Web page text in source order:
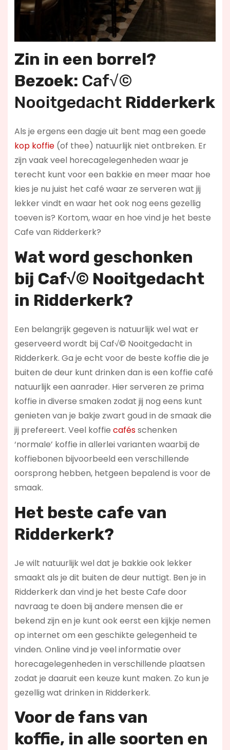
Zin in een borrel?
Bezoek: Caf√©
NooitgedachtRidderkerk
Als je ergens een dagje uit bent mag een goede
kop koffie(of thee) natuurlijk niet ontbreken. Er
zijn vaak veel horecagelegenheden waar je
terecht kunt voor een bakkie en meer maar hoe
kies je nu juist het café waar ze serveren wat jij
lekker vindt en waar het ook nog eens gezellig
toeven is? Kortom, waar en hoe vind je het beste
Cafe van Ridderkerk?
Wat word geschonken
bij Caf√© Nooitgedacht
in Ridderkerk?
Een belangrijk gegeven is natuurlijk wel wat er
geserveerd wordt bij Caf√© Nooitgedacht in
Ridderkerk. Ga je echt voor de beste koffie die je
buiten de deur kunt drinken dan is een koffie café
natuurlijk een aanrader. Hier serveren ze prima
koffie in diverse smaken zodat jij nog eens kunt
genieten van je bakje zwart goud in de smaak die
jij prefereert. Veel koffie cafésschenken
‘normale’ koffie in allerlei varianten waarbij de
koffiebonen bijvoorbeeld een verschillende
oorsprong hebben, hetgeen bepalend is voor de
smaak.
Het beste cafe van
Ridderkerk?
Je wilt natuurlijk wel dat je bakkie ook lekker
smaakt als je dit buiten de deur nuttigt. Ben je in
Ridderkerk dan vind je het beste Cafe door
navraag te doen bij andere mensen die er
bekend zijn en je kunt ook eerst een kijkje nemen
op internet om een geschikte gelegenheid te
vinden. Online vind je veel informatie over
horecagelegenheden in verschillende plaatsen
zodat je daaruit een keuze kunt maken. Zo kun je
gezellig wat drinken in Ridderkerk.
Voor de fans van
koffie, in alle soorten en